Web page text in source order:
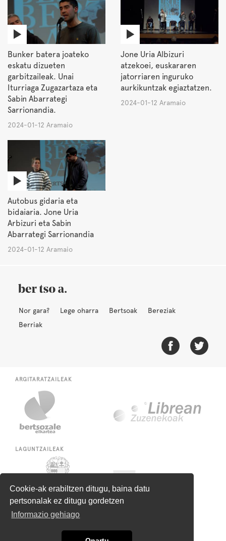
Cookie-ak erabiltzen ditugu, baina datu
pertsonalak ez ditugu gordetzen
Informazio gehiago
Bunker batera joateko
eskatu dizueten
garbitzaileak. Unai
Iturriaga Zugazartaza eta
Sabin Abarrategi
Sarrionandia.
2024-01-12 Aramaio
Jone Uria Albizuri
atzekoei, euskararen
jatorriaren inguruko
aurkikuntzak egiaztatzen.
2024-01-12 Aramaio
Autobus gidaria eta
bidaiaria. Jone Uria
Arbizuri eta Sabin
Abarrategi Sarrionandia
2024-01-12 Aramaio
Nor gara? Lege oharra Bertsoak
Bereziak
Berriak
ARGITARATZAILEAK
LAGUNTZAILEAK